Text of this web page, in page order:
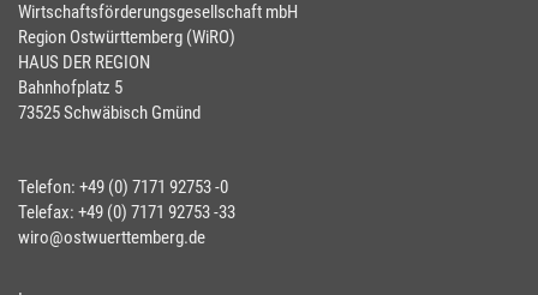
Wirtschaftsförderungsgesellschaft mbH
Region Ostwürttemberg (WiRO)
HAUS DER REGION
Bahnhofplatz 5
73525 Schwäbisch Gmünd
Telefon: +49 (0) 7171 92753 -0
Telefax: +49 (0) 7171 92753 -33
wiro@ostwuerttemberg.de